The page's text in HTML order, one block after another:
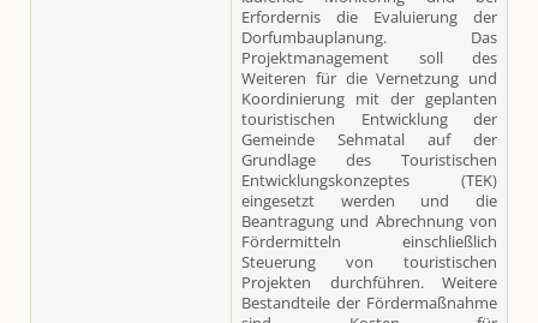
Erfordernis die Evaluierung der
Dorfumbauplanung. Das
Projektmanagement soll des
Weiteren für die Vernetzung und
Koordinierung mit der geplanten
touristischen Entwicklung der
Gemeinde Sehmatal auf der
Grundlage des Touristischen
Entwicklungskonzeptes (TEK)
eingesetzt werden und die
Beantragung und Abrechnung von
Fördermitteln einschließlich
Steuerung von touristischen
Projekten durchführen. Weitere
Bestandteile der Fördermaßnahme